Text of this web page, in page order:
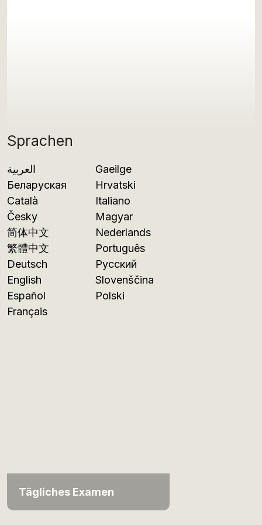
Sprachen
العربية
Беларуская
Català
Česky
简体中文
繁體中文
Deutsch
English
Español
Français
Gaeilge
Hrvatski
Italiano
Magyar
Nederlands
Português
Русский
Slovenščina
Polski
Tägliches Examen